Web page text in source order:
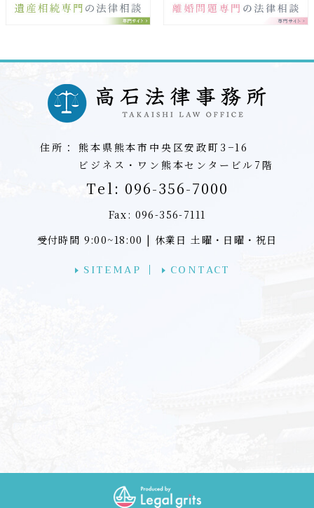
住所：
熊本県熊本市中央区安政町3−16
ビジネス・ワン熊本センタービル7階
Tel: 096-356-7000
Fax: 096-356-7111
受付時間 9:00~18:00 | 休業日 土曜・日曜・祝日
SITEMAP CONTACT